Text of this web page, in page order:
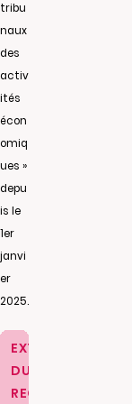
tribu
naux
des
activ
ités
écon
omiq
ues »
depu
is le
1er
janvi
er
2025.
EXTRAIT
DU
REGISTRE